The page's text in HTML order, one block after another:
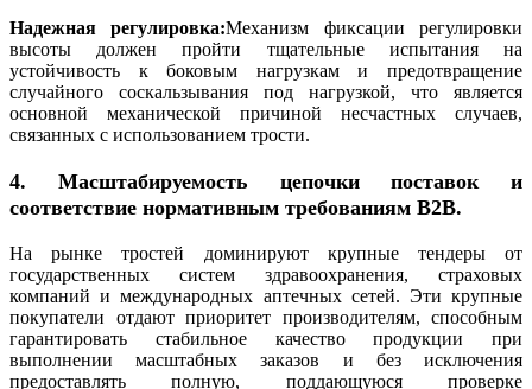
Надежная регулировка:Механизм фиксации регулировки
высоты должен пройти тщательные испытания на
устойчивость к боковым нагрузкам и предотвращение
случайного соскальзывания под нагрузкой, что является
основной механической причиной несчастных случаев,
связанных с использованием трости.
4. Масштабируемость цепочки поставок и
соответствие нормативным требованиям B2B.
На рынке тростей доминируют крупные тендеры от
государственных систем здравоохранения, страховых
компаний и международных аптечных сетей. Эти крупные
покупатели отдают приоритет производителям, способным
гарантировать стабильное качество продукции при
выполнении масштабных заказов и без исключения
предоставлять полную, поддающуюся проверке